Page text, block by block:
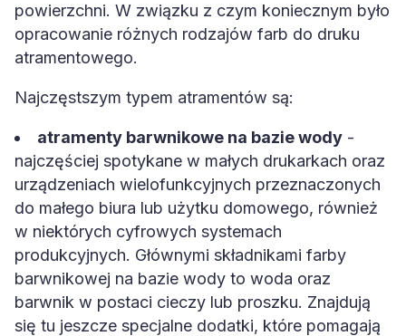
powierzchni. W związku z czym koniecznym było
opracowanie różnych rodzajów farb do druku
atramentowego.
Najczęstszym typem atramentów są:
atramenty barwnikowe na bazie wody -
najczęściej spotykane w małych drukarkach oraz
urządzeniach wielofunkcyjnych przeznaczonych
do małego biura lub użytku domowego, również
w niektórych cyfrowych systemach
produkcyjnych. Głównymi składnikami farby
barwnikowej na bazie wody to woda oraz
barwnik w postaci cieczy lub proszku. Znajdują
się tu jeszcze specjalne dodatki, które pomagają